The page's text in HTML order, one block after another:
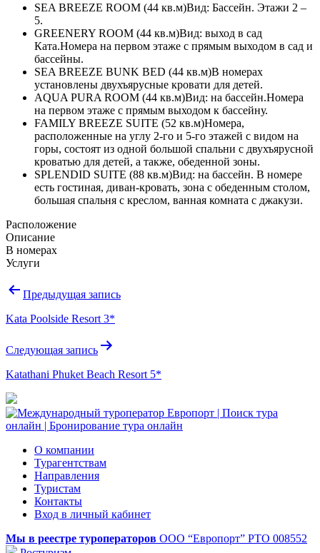
SEA BREEZE ROOM (44 кв.м)Вид: Бассейн. Этажи 2 –
5.
GREENERY ROOM (44 кв.м)Вид: выход в сад
Ката.Номера на первом этаже с прямым выходом в сад и
бассейны.
SEA BREEZE BUNK BED (44 кв.м)В номерах
установлены двухъярусные кровати для детей.
AQUA PURA ROOM (44 кв.м)Вид: на бассейн.Номера
на первом этаже с прямым выходом к бассейну.
FAMILY BREEZE SUITE (52 кв.м)Номера,
расположенные на углу 2-го и 5-го этажей с видом на
горы, состоят из одной большой спальни с двухъярусной
кроватью для детей, а также, обеденной зоны.
SPLENDID SUITE (88 кв.м)Вид: на бассейн. В номере
есть гостиная, диван-кровать, зона с обеденным столом,
большая спальня с креслом, ванная комната с джакузи.
Расположение
Описание
В номерах
Услуги
Навигация
записям
Предыдущая запись
Kata Poolside Resort 3*
Следующая запись
Katathani Phuket Beach Resort 5*
О компании
Турагентствам
Направления
Туристам
Контакты
Вход в личный кабинет
Мы в реестре туроператоров ООО “Европорт” РТО 008552